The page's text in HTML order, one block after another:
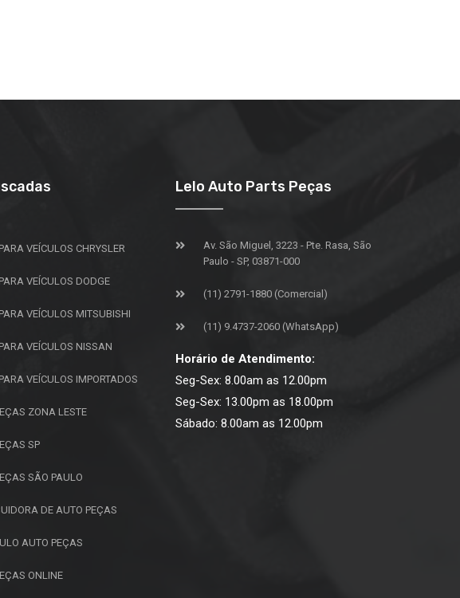
VEÍCULOS CHRYSLER
VEÍCULOS DODGE
VEÍCULOS MITSUBISHI
VEÍCULOS NISSAN
VEÍCULOS IMPORTADOS
ZONA LESTE
SP
SÃO PAULO
DE AUTO PEÇAS
AUTO PEÇAS
ONLINE
Lelo Auto Parts Peças
Av. São Miguel, 3223 - Pte. Rasa, São
Paulo - SP, 03871-000
(11) 2791-1880 (Comercial)
(11) 9.4737-2060 (WhatsApp)
Horário de Atendimento:
Seg-Sex: 8.00am as 12.00pm
Seg-Sex: 13.00pm as 18.00pm
Sábado: 8.00am as 12.00pm